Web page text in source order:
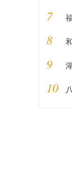
7 福
8
9 湖
10